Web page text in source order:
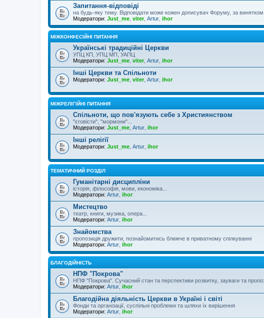
Запитання-відповіді
на будь-яку тему. Відповідати може кожен дописувач Форуму, за
Модератори: Just_me viter, Artur ihor
МІЖКОНФЕСІЙНІ ПИТАННЯ
Українські традиційні Церкви
УПЦ КП, УПЦ МП, УАПЦ
Модератори: Just_me viter, Artur ihor
Інші Церкви та Спільноти
Модератори: Just_me viter, Artur ihor
МІЖРЕЛІГІЙНІ ПИТАННЯ
Спільноти, що пов'язують себе з Християнством
"єговісти", "мормони"...
Модератори: Just_me Artur ihor
Інші релігії
Модератори: Just_me Artur ihor
ТЕМАТИЧНИЙ РОЗДІЛ
Гуманітарні дисципліни
історія, філософія, мови, економіка...
Модератори: Artur ihor
Мистецтво
театр, книги, музика, опера...
Модератори: Artur ihor
Знайомства
пропозиція дружити, познайомитись ближче в приватному спілкуванні
Модератори: Artur ihor
БЛАГОДІЙНІСТЬ
НПФ "Покрова"
НПФ "Покрова". Сучасний стан та перспективи розвитку, зауваги та
Модератори: Artur ihor
Благодійна діяльність Церкви в Україні і світі
Фонди та організації, суспільні проблеми та шляхи їх вирішення
Модератори: Artur ihor